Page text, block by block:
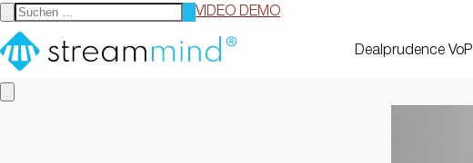
StreamMind
Dealprudence VoP
VIDEO DEMO